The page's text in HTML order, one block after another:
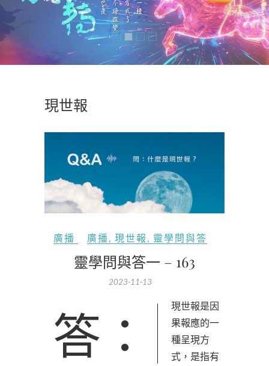
現世報
廣播 廣播 現世報 靈學問與答
靈學問與答一 – 163
2023-11-13
答：現世報是因
果報應的一
種呈現方
式，是指有